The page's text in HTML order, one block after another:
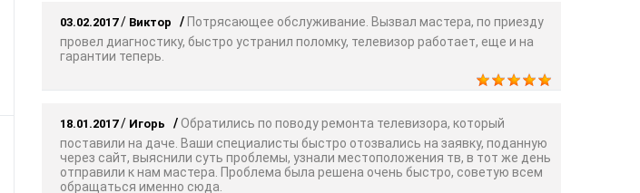
03.02.2017/ Виктор / Потрясающее обслуживание. Вызвал мастера, по приезду
провел диагностику, быстро устранил поломку, телевизор работает, еще и на
гарантии теперь.
18.01.2017/ Игорь /Обратились по поводу ремонта телевизора, который
поставили на даче. Ваши специалисты быстро отозвались на заявку, поданную
через сайт, выяснили суть проблемы, узнали местоположения тв, в тот же день
отправили к нам мастера. Проблема была решена очень быстро, советую всем
обращаться именно сюда.